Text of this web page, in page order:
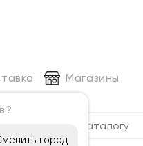
город
Магазины